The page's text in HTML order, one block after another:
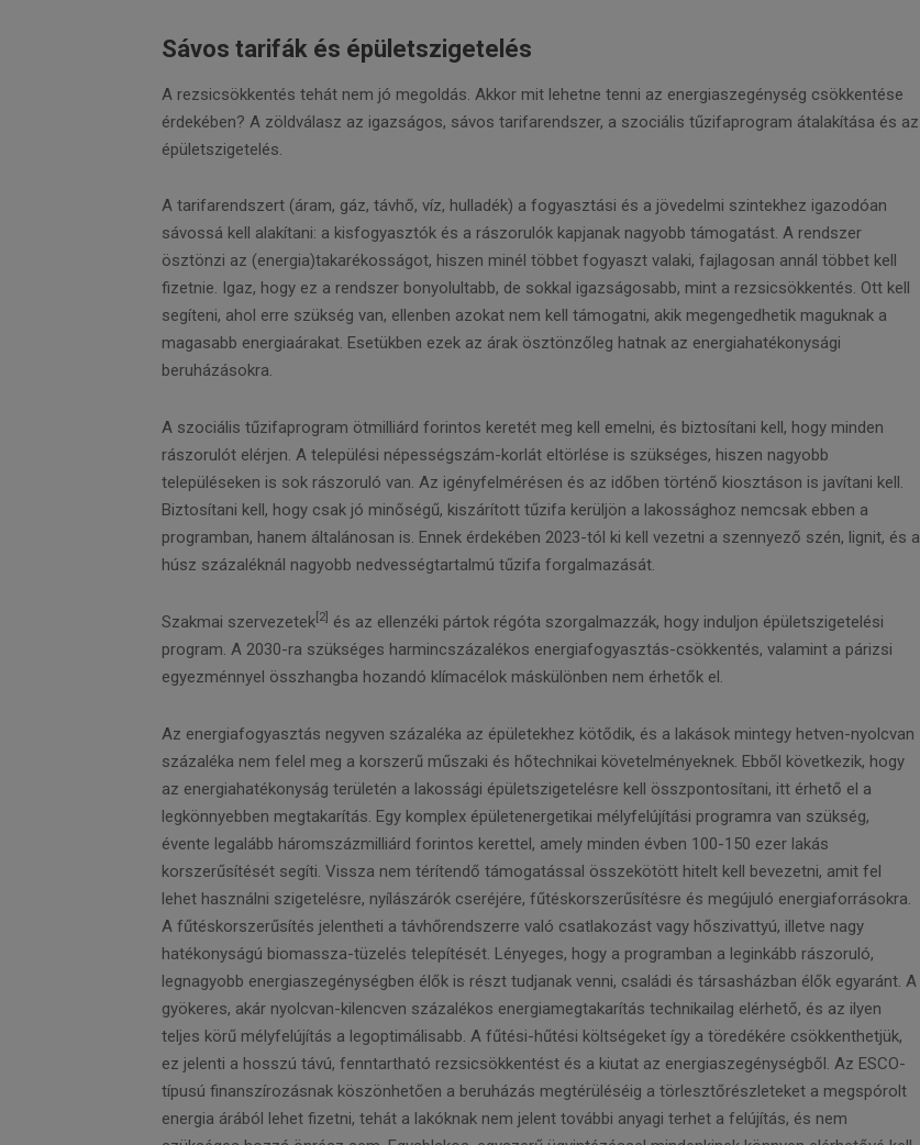
Sávos tarifák és épületszigetelés
A rezsicsökkentés tehát nem jó megoldás. Akkor mit lehetne tenni az energiaszegénység csökkentése
érdekében? A zöldválasz az igazságos, sávos tarifarendszer, a szociális tűzifaprogram átalakítása és az
épületszigetelés.
A tarifarendszert (áram, gáz, távhő, víz, hulladék) a fogyasztási és a jövedelmi szintekhez igazodóan
sávossá kell alakítani: a kisfogyasztók és a rászorulók kapjanak nagyobb támogatást. A rendszer
ösztönzi az (energia)takarékosságot, hiszen minél többet fogyaszt valaki, fajlagosan annál többet kell
fizetnie. Igaz, hogy ez a rendszer bonyolultabb, de sokkal igazságosabb, mint a rezsicsökkentés. Ott kell
segíteni, ahol erre szükség van, ellenben azokat nem kell támogatni, akik megengedhetik maguknak a
magasabb energiaárakat. Esetükben ezek az árak ösztönzőleg hatnak az energiahatékonysági
beruházásokra.
A szociális tűzifaprogram ötmilliárd forintos keretét meg kell emelni, és biztosítani kell, hogy minden
rászorulót elérjen. A települési népességszám-korlát eltörlése is szükséges, hiszen nagyobb
településeken is sok rászoruló van. Az igényfelmérésen és az időben történő kiosztáson is javítani kell.
Biztosítani kell, hogy csak jó minőségű, kiszárított tűzifa kerüljön a lakossághoz nemcsak ebben a
programban, hanem általánosan is. Ennek érdekében 2023-tól ki kell vezetni a szennyező szén, lignit, és a
húsz százaléknál nagyobb nedvességtartalmú tűzifa forgalmazását.
Szakmai szervezetek [2]
és az ellenzéki pártok régóta szorgalmazzák, hogy induljon épületszigetelési
program. A 2030-ra szükséges harmincszázalékos energiafogyasztás-csökkentés, valamint a párizsi
egyezménnyel összhangba hozandó klímacélok máskülönben nem érhetők el.
Az energiafogyasztás negyven százaléka az épületekhez kötődik, és a lakások mintegy hetven-nyolcvan
százaléka nem felel meg a korszerű műszaki és hőtechnikai követelményeknek. Ebből következik, hogy
az energiahatékonyság területén a lakossági épületszigetelésre kell összpontosítani, itt érhető el a
legkönnyebben megtakarítás. Egy komplex épületenergetikai mélyfelújítási programra van szükség,
évente legalább háromszázmilliárd forintos kerettel, amely minden évben 100-150 ezer lakás
korszerűsítését segíti. Vissza nem térítendő támogatással összekötött hitelt kell bevezetni, amit fel
lehet használni szigetelésre, nyílászárók cseréjére, fűtéskorszerűsítésre és megújuló energiaforrásokra.
A fűtéskorszerűsítés jelentheti a távhőrendszerre való csatlakozást vagy hőszivattyú, illetve nagy
hatékonyságú biomassza-tüzelés telepítését. Lényeges, hogy a programban a leginkább rászoruló,
legnagyobb energiaszegénységben élők is részt tudjanak venni, családi és társasházban élők egyaránt. A
gyökeres, akár nyolcvan-kilencven százalékos energiamegtakarítás technikailag elérhető, és az ilyen
teljes körű mélyfelújítás a legoptimálisabb. A fűtési-hűtési költségeket így a töredékére csökkenthetjük,
ez jelenti a hosszú távú, fenntartható rezsicsökkentést és a kiutat az energiaszegénységből. Az ESCO-
típusú finanszírozásnak köszönhetően a beruházás megtérüléséig a törlesztőrészleteket a megspórolt
energia árából lehet fizetni, tehát a lakóknak nem jelent további anyagi terhet a felújítás, és nem